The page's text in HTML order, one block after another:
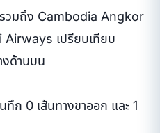
รวมถึง Cambodia Angkor
Airways เปรียบเทียบ
งด้านบน
ก 0 เส้นทางขาออก และ 1